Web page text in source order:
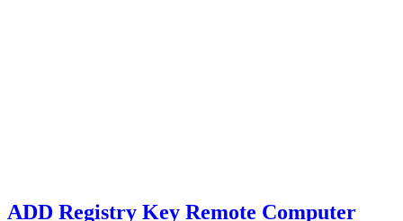
ADD Registry Key Remote Computer